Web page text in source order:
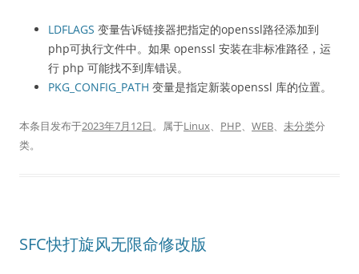
LDFLAGS 变量告诉链接器把指定的openssl路径添加到
php可执行文件中。如果 openssl 安装在非标准路径，运
行 php 可能找不到库错误。
PKG_CONFIG_PATH 变量是指定新装openssl 库的位置。
本条目发布于2023年7月12日。属于Linux、 PHP、 WEB、 未分类分
类。
SFC快打旋风无限命修改版